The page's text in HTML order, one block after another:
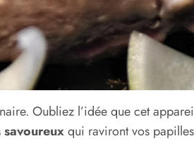
Oubliez l’idée que cet
savoureuxqui raviront vos